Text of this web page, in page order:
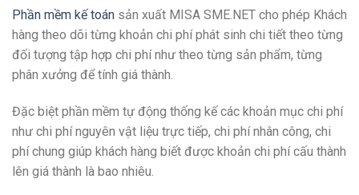
Phần mềm kế toán sản xuất MISA SME.NET cho phép Khách
hàng theo dõi từng khoản chi phí phát sinh chi tiết theo từng
đối tượng tập hợp chi phí như theo từng sản phẩm, từng
phân xưởng để tính giá thành.
Đặc biệt phần mềm tự động thống kế các khoản mục chi phí
như chi phí nguyên vật liệu trực tiếp, chi phí nhân công, chi
phí chung giúp khách hàng biết được khoản chi phí cấu thành
lên giá thành là bao nhiêu.